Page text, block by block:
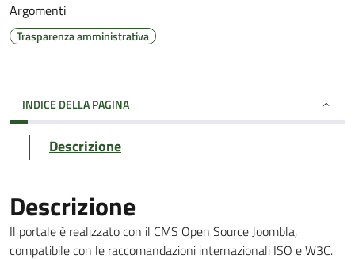
Argomenti
Trasparenza amministrativa
INDICE DELLA PAGINA
Descrizione
Descrizione
Il portale è realizzato con il CMS Open Source Joombla,
compatibile con le raccomandazioni internazionali ISO e W3C.